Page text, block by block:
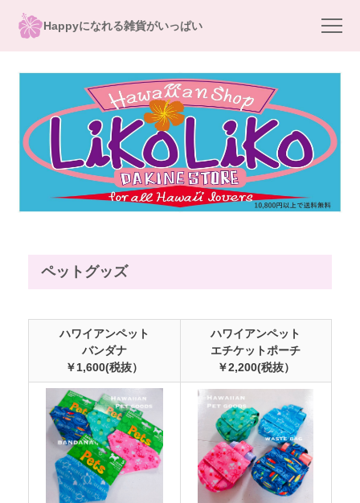
Happyになれる雑貨がいっぱい
ペットグッズ
ハワイアンペット
バンダナ
￥1,600(税抜）
ハワイアンペット
エチケットポーチ
￥2,200(税抜）